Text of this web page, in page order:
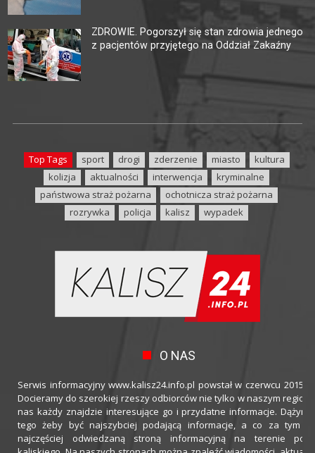
ZDROWIE. Pogorszył się stan zdrowia jednego
z pacjentów przyjętego na Oddział Zakaźny
Top Tags sport drogi zderzenie miasto
kultura
kolizja
aktualności interwencja
kryminalne
państwowa straż pożarna
ochotnicza straż pożarna
rozrywka
policja kalisz wypadek
O NAS
Serwis informacyjny www.kalisz24.info.pl powstał w czerwcu 2015
Docieramy do szerokiej rzeszy odbiorców nie tylko w naszym
nas każdy znajdzie interesujące go i przydatne informacje.
tego żeby być najszybciej podającą informacje, a co za tym
najczęściej odwiedzaną stroną informacyjną na terenie